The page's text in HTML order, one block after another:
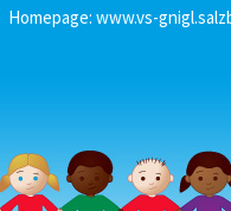
Homepage: www.vs-